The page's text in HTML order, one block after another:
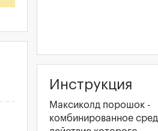
Инструкция
Максиколд порошок -
комбинированное